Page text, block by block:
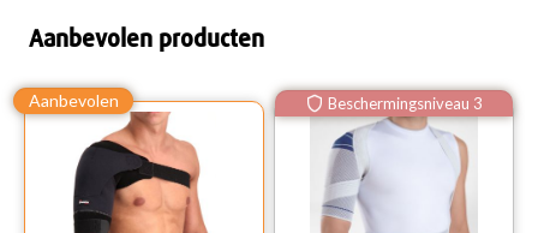
Aanbevolen producten
Beschermingsniveau 3